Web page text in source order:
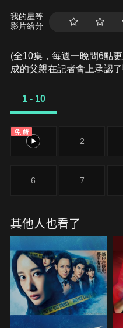
我的星等
影片給分
(全10集，每週一晚間6點
成的父親在記者會上承認
院，轉職不做醫師......
1 - 10
免費
1 2
6 7
其他人也看了